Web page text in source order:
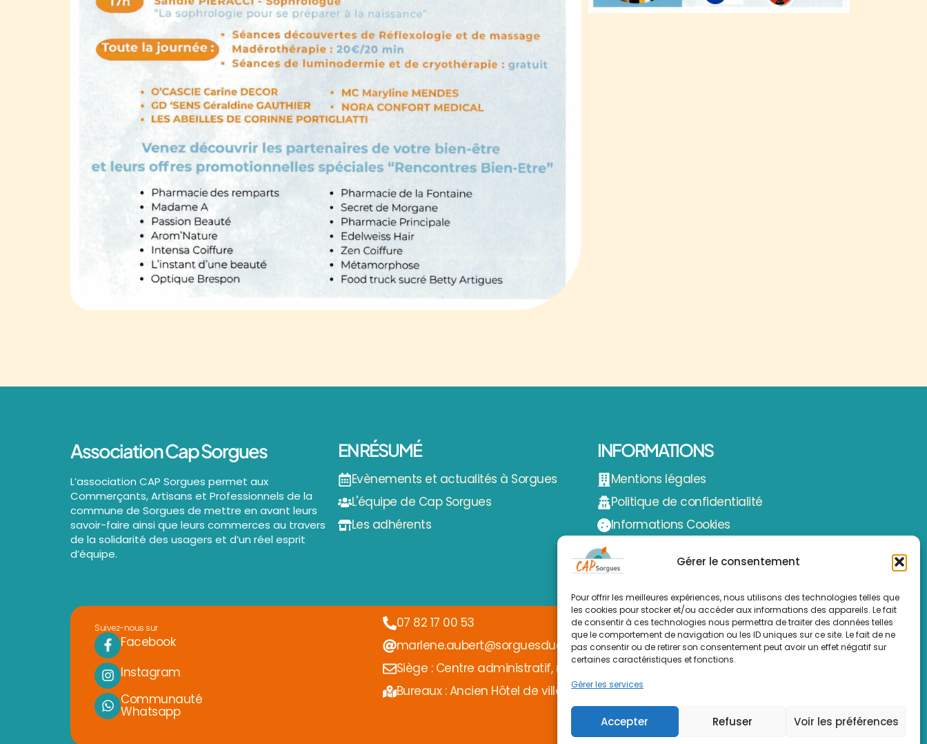
Gérer le consentement
Pour offrir les meilleures expériences, nous utilisons des technologies telles que
les cookies pour stocker et/ou accéder aux informations des appareils. Le fait
de consentir à ces technologies nous permettra de traiter des données telles
que le comportement de navigation ou les ID uniques sur ce site. Le fait de ne
pas consentir ou de retirer son consentement peut avoir un effet négatif sur
certaines caractéristiques et fonctions.
Gérer les services
Accepter Refuser Voir les préférences
Association Cap Sorgues
L’association CAP Sorgues permet aux
Commerçants, Artisans et Professionnels de la
commune de Sorgues de mettre en avant leurs
savoir-faire ainsi que leurs commerces au travers
de la solidarité des usagers et d’un réel esprit
d’équipe.
EN RÉSUMÉ
Evènements et actualités à Sorgues
L'équipe de Cap Sorgues
Les adhérents
INFORMATIONS
Mentions légales
Politique de confidentialité
Informations Cookies
Suivez-nous sur
Facebook
Instagram
Communauté
Whatsapp
07 82 17 00 53
marlene.aubert@sorguesducomtat.fr
Siège : Centre administratif, route d'Entraigues
Bureaux : Ancien Hôtel de ville, place Dis Lero